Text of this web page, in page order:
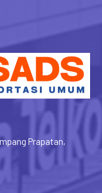
Prapatan,